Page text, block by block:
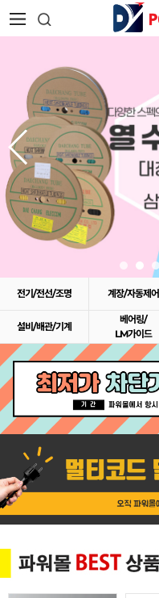
전기/전선/조명 계장/자동제어
설비/배관/기계
베어링/
LM가이드